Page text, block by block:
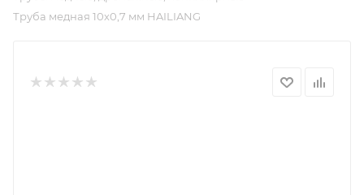
Труба медная 10х0,7 мм HAILIANG